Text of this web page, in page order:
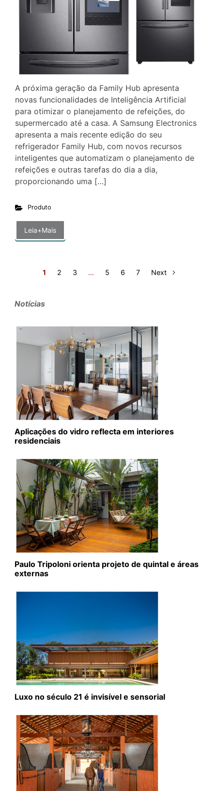
A próxima geração da Family Hub apresenta
novas funcionalidades de Inteligência Artificial
para otimizar o planejamento de refeições, do
supermercado até a casa. A Samsung Electronics
apresenta a mais recente edição do seu
refrigerador Family Hub, com novos recursos
inteligentes que automatizam o planejamento de
refeições e outras tarefas do dia a dia,
proporcionando uma […]
Produto
Leia+Mais
1 2 3 … 5 6 7 Next
Notícias
Aplicações do vidro reflecta em interiores
residenciais
Paulo Tripoloni orienta projeto de quintal e áreas
externas
Luxo no século 21 é invisível e sensorial